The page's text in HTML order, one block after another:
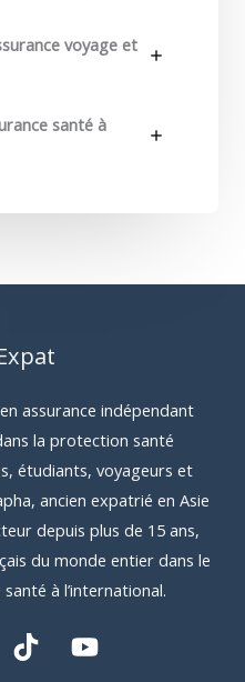
voyage et
santé à
assurance indépendant
la protection santé
étudiants, voyageurs et
ancien expatrié en Asie
depuis plus de 15 ans,
du monde entier dans le
à l’international.